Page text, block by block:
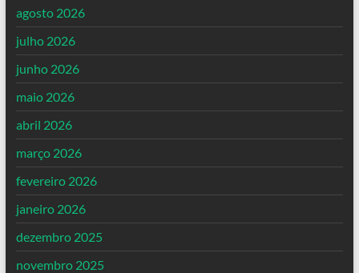
agosto 2026
julho 2026
junho 2026
maio 2026
abril 2026
março 2026
fevereiro 2026
janeiro 2026
dezembro 2025
novembro 2025